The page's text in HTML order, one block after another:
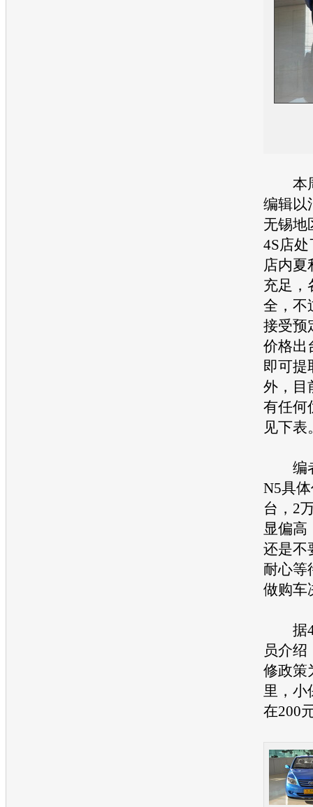
本周
编辑以
无锡地
4S店
店内夏
充足，
全，不
接受预
价格出
即可提
外，目
有任何
见下表
编者
N5具
台，2
显偏高
还是不
耐心等
做购车
据
员介绍
修政策
里，小
在200